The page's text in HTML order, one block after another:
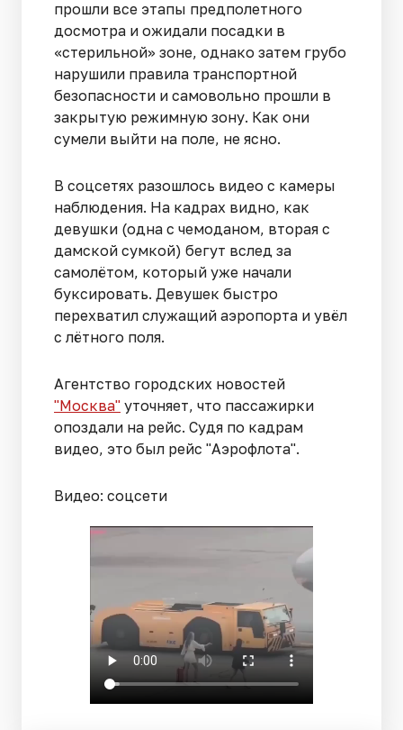
прошли все этапы предполетного
досмотра и ожидали посадки в
«стерильной» зоне, однако затем грубо
нарушили правила транспортной
безопасности и самовольно прошли в
закрытую режимную зону. Как они
сумели выйти на поле, не ясно.
В соцсетях разошлось видео с камеры
наблюдения. На кадрах видно, как
девушки (одна с чемоданом, вторая с
дамской сумкой) бегут вслед за
самолётом, который уже начали
буксировать. Девушек быстро
перехватил служащий аэропорта и увёл
с лётного поля.
Агентство городских новостей
"Москва" уточняет, что пассажирки
опоздали на рейс. Судя по кадрам
видео, это был рейс "Аэрофлота".
Видео: соцсети